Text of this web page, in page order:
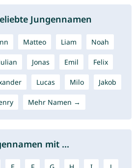
Jungennamen
Matteo Liam Noah
Jonas Emil Felix
Lucas Milo Jakob
Mehr Namen →
mit ...